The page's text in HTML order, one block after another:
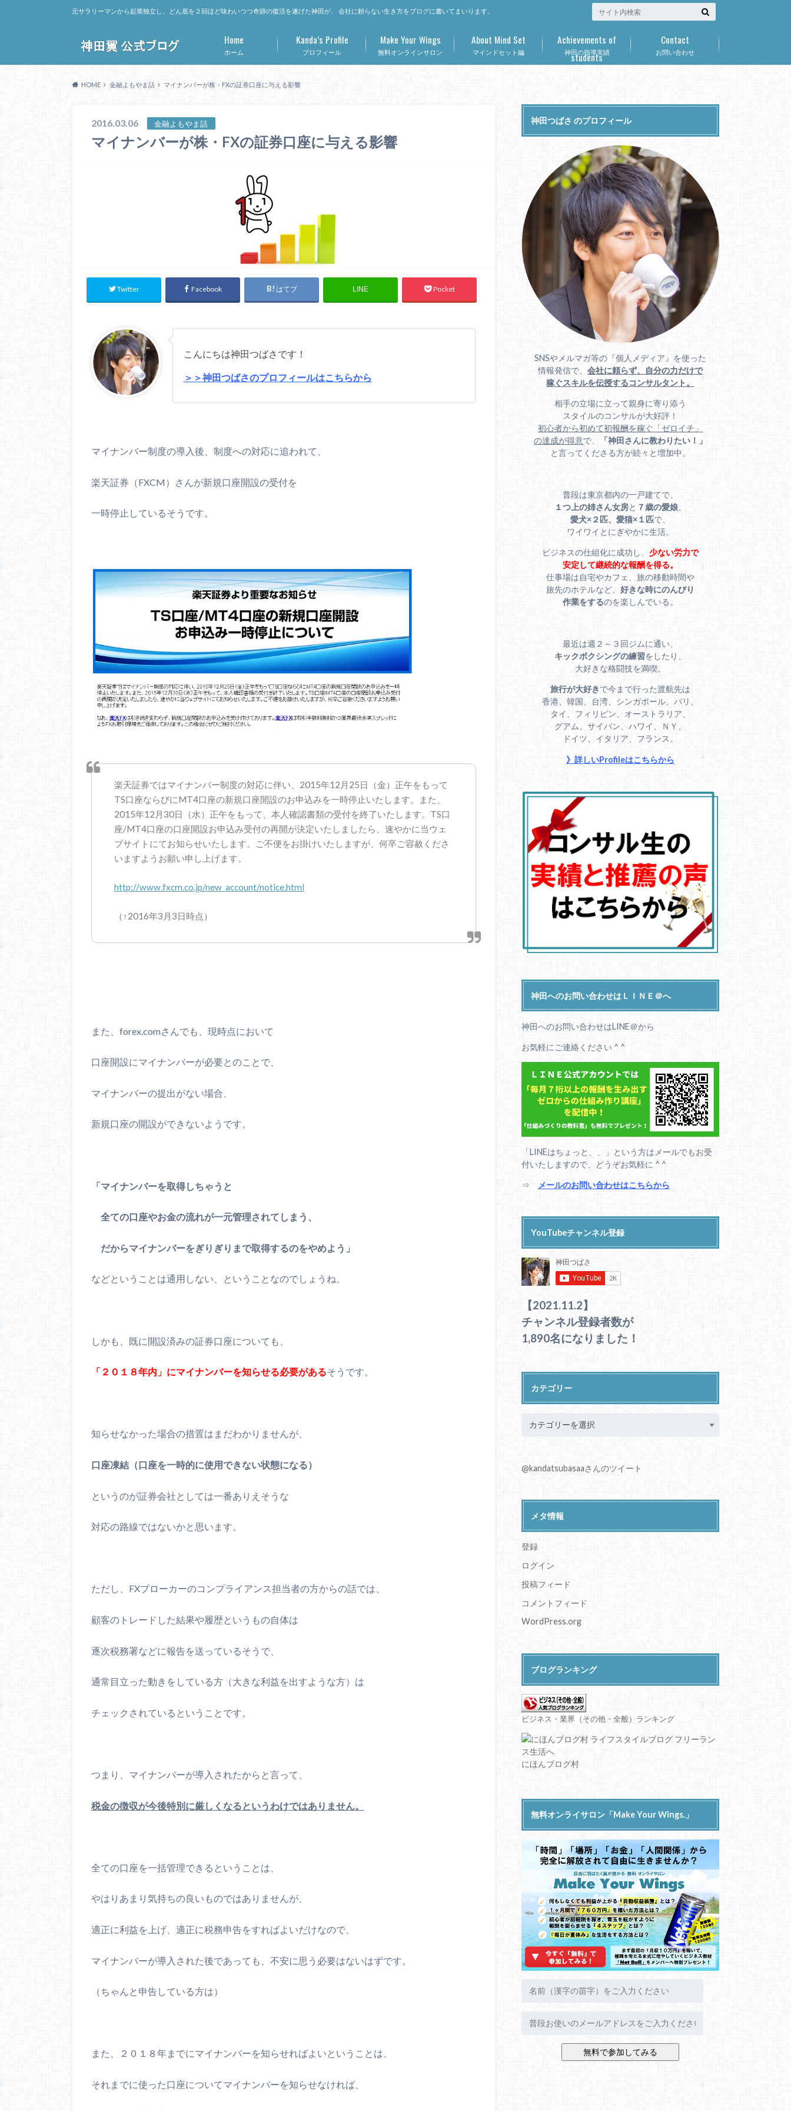
元サラリーマンから起業独立し、どん底を２回ほど味わいつつ奇跡の復活を遂げた神田が、 会社に頼らない生き方をブログに書いてまいります。
ホーム
Home
プロフィール
Kanda’s Profile
無料オンラインサロン
Make Your Wings
マインドセット編
About Mind Set
神田の指導実績
Achievements of
students
お問い合わせ
Contact
HOME 金融よもやま話 マイナンバーが株・FXの証券口座に与える影響
2016.03.06 金融よもやま話
マイナンバーが株・FXの証券口座に与える影響
Twitter Facebook はてブ LINE Pocket
こんにちは神田つばさです！
＞＞神田つばさのプロフィールはこちらから
マイナンバー制度の導入後、制度への対応に追われて、
楽天証券（FXCM）さんが新規口座開設の受付を
一時停止しているそうです。
楽天証券ではマイナンバー制度の対応に伴い、2015年12月25日（金）正午をもって
TS口座ならびにMT4口座の新規口座開設のお申込みを一時停止いたします。また、
2015年12月30日（水）正午をもって、本人確認書類の受付を終了いたします。TS口
座/MT4口座の口座開設お申込み受付の再開が決定いたしましたら、速やかに当ウェ
ブサイトにてお知らせいたします。ご不便をお掛けいたしますが、何卒ご容赦くださ
いますようお願い申し上げます。
http://www.fxcm.co.jp/new_account/notice.html
（↑2016年3月3日時点）
また、forex.comさんでも、現時点において
口座開設にマイナンバーが必要とのことで、
マイナンバーの提出がない場合、
新規口座の開設ができないようです。
「マイナンバーを取得しちゃうと
全ての口座やお金の流れが一元管理されてしまう、
だからマイナンバーをぎりぎりまで取得するのをやめよう」
などということは通用しない、ということなのでしょうね。
しかも、既に開設済みの証券口座についても、
「２０１８年内」にマイナンバーを知らせる必要があるそうです。
知らせなかった場合の措置はまだわかりませんが、
口座凍結（口座を一時的に使用できない状態になる）
というのが証券会社としては一番ありえそうな
対応の路線ではないかと思います。
ただし、FXブローカーのコンプライアンス担当者の方からの話では、
顧客のトレードした結果や履歴というもの自体は
逐次税務署などに報告を送っているそうで、
通常目立った動きをしている方（大きな利益を出すような方）は
チェックされているということです。
つまり、マイナンバーが導入されたからと言って、
税金の徴収が今後特別に厳しくなるというわけではありません。
全ての口座を一括管理できるということは、
やはりあまり気持ちの良いものではありませんが、
適正に利益を上げ、適正に税務申告をすればよいだけなので、
マイナンバーが導入された後であっても、不安に思う必要はないはずです。
（ちゃんと申告している方は）
また、２０１８年までにマイナンバーを知らせればよいということは、
それまでに使った口座についてマイナンバーを知らせなければ、
神田つばさ のプロフィール
SNSやメルマガ等の『個人メディア』を使った
情報発信で、 会社に頼らず、自分の力だけで
稼ぐスキルを伝授するコンサルタント。
相手の立場に立って親身に寄り添う
スタイルのコンサルが大好評！
初心者から初めて初報酬を稼ぐ「ゼロイチ」
の達成が得意で、
「神田さんに教わりたい！」
と言ってくださる方が続々と増加中。
普段は東京都内の一戸建てで、
１つ上の姉さん女房と ７歳の愛娘
愛犬×２匹、愛猫×１匹で、
ワイワイとにぎやかに生活。
ビジネスの仕組化に成功し、 少ない労力で
安定して継続的な報酬を得る。
仕事場は自宅やカフェ、旅の移動時間や
旅先のホテルなど、 好きな時にのんびり
作業をするのを楽しんでいる。
最近は週２～３回ジムに通い、
キックボクシングの練習をしたり、
大好きな格闘技を満喫。
旅行が大好きで今まで行った渡航先は
香港、韓国、台湾、シンガポール、バリ、
タイ、フィリピン、オーストラリア、
グアム、サイパン、ハワイ、ＮＹ、
ドイツ、イタリア、フランス。
》詳しいProfileはこちらから
神田へのお問い合わせはＬＩＮＥ＠へ
神田へのお問い合わせはLINE＠から
お気軽にご連絡ください ^ ^
「LINEはちょっと、、」という方はメールでもお受
付いたしますので、どうぞお気軽に ^ ^
⇒ メールのお問い合わせはこちらから
YouTubeチャンネル登録
【2021.11.2】
チャンネル登録者数が
1,890名になりました！
カテゴリー
@kandatsubasaaさんのツイート
メタ情報
登録
ログイン
投稿フィード
コメントフィード
WordPress.org
ブログランキング
ビジネス・業界（その他・全般）ランキング
にほんブログ村
無料オンライサロン「Make Your Wings.」